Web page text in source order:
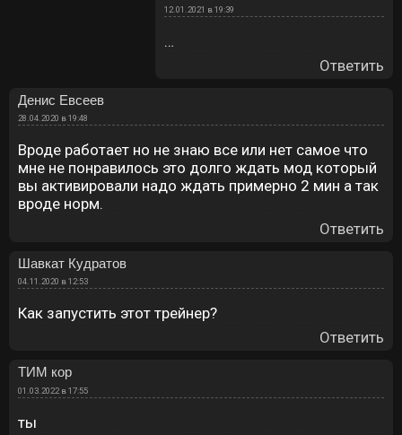
12.01.2021 в 19:39
…
Ответить
Денис Евсеев
28.04.2020 в 19:48
Вроде работает но не знаю все или нет самое что
мне не понравилось это долго ждать мод который
вы активировали надо ждать примерно 2 мин а так
вроде норм.
Ответить
Шавкат Кудратов
04.11.2020 в 12:53
Как запустить этот трейнер?
Ответить
ТИМ кор
01.03.2022 в 17:55
ты